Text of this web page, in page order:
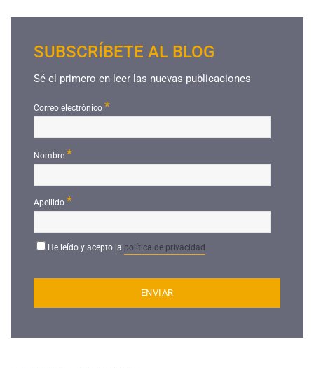
SUBSCRÍBETE AL BLOG
Sé el primero en leer las nuevas publicaciones
Correo electrónico *
Nombre*
Apellido *
He leído y acepto la política de privacidad